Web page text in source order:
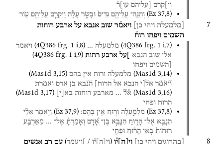
וי]קרם
[עליהם עו]ר֯
(Ez 37,8) וְהִנֵּֽה־ עֲלֵיהֶ֤ם גִּדִים֙ וּבָשָׂ֣ר עָלָ֔ה וַיִּקְרַ֧ם עֲלֵיהֶ֛ם ע֖וֹר
7 [מלמעלה ויהי כן] ויאמ֯ר שוב אנבא על ארבע רוחות
השמים ויפחו רוח֯
(4Q386 frg. 1 i,7) מלמעלה …
(4Q386 frg. 1 i,8)
ויאמר
אלי שוב הנבא ]על ארבע רחות (4Q386 frg. 1 i,9)
[השמים ויפחו
(Mas1d 3,14) מלמעלה ורוח אין בהם (Mas1d 3,15)
ו֯י֯א֯מ֯ר אל֯[י הנבא אל הרוח] ה֯נ֯בא בן אדם ואמרת
(Mas1d 3,16) א֯ל֯ … מארבע רוחות בא י (Mas1d 3,17)
הרוח ופחי
(Ez 37,8) מִלְמָ֑עְלָה וְר֖וּחַ אֵ֥ין בָּהֶֽם׃ (Ez 37,9) וַיֹּ֣אמֶר אֵלַ֔י
הִנָּבֵ֖א אֶל־ הָר֑וּחַ הִנָּבֵ֣א בֶן־ אָ֠דָם וְאָמַרְתָּ֨ אֶל־ … מֵאַרְבַּ֤ע
רוּחוֹת֙ בֹּ֣אִי הָר֔וּחַ וּפְחִ֛י
8 [בהרוגים ויהי כן] וי ח י֯ו (וי ה י֯ו / ]ויעמד) עם רב אנשים